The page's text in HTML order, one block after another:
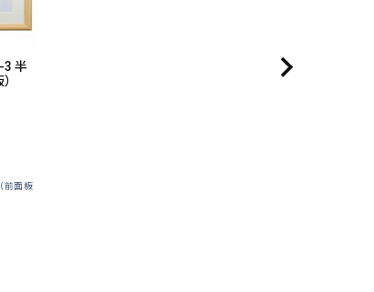
3 半
前面板